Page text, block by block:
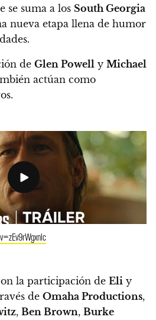
se suma a los South Georgia
nueva etapa llena de humor
de Glen Powell y Michael
actúan como
la participación de Eli y
de Omaha Productions,
, Ben Brown, Burke